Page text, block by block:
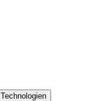
Technologien